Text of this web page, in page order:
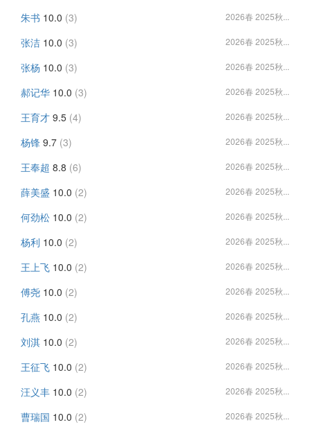
朱书 10.0 (3) 2026春 2025秋...
张洁 10.0 (3) 2026春 2025秋...
张杨 10.0 (3) 2026春 2025秋...
郝记华 10.0 (3) 2026春 2025秋...
王育才 9.5 (4) 2026春 2025秋...
杨锋 9.7 (3) 2026春 2025秋...
王奉超 8.8 (6) 2026春 2025秋...
薛美盛 10.0 (2) 2026春 2025秋...
何劲松 10.0 (2) 2026春 2025秋...
杨利 10.0 (2) 2026春 2025秋...
王上飞 10.0 (2) 2026春 2025秋...
傅尧 10.0 (2) 2026春 2025秋...
孔燕 10.0 (2) 2026春 2025秋...
刘淇 10.0 (2) 2026春 2025秋...
王征飞 10.0 (2) 2026春 2025秋...
汪义丰 10.0 (2) 2026春 2025秋...
曹瑞国 10.0 (2) 2026春 2025秋...